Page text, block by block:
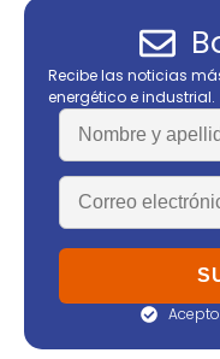
Recibe las noticias
energético e industrial.